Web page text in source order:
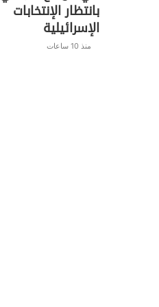
بانتظار الإنتخابات
الإسرائيلية
منذ 10 ساعات